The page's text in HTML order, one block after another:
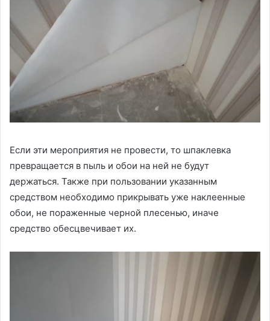
Если эти мероприятия не провести, то шпаклевка
превращается в пыль и обои на ней не будут
держаться. Также при пользовании указанным
средством необходимо прикрывать уже наклеенные
обои, не пораженные черной плесенью, иначе
средство обесцвечивает их.